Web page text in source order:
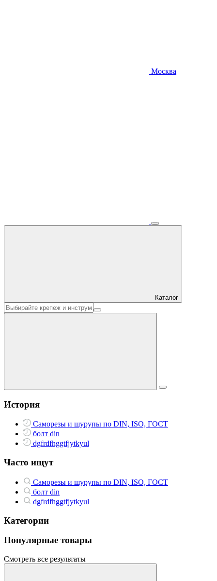
Москва
Каталог
История
Саморезы и шурупы по DIN, ISO, ГОСТ
болт din
dgfrdfhggtfjytkyul
Часто ищут
Саморезы и шурупы по DIN, ISO, ГОСТ
болт din
dgfrdfhggtfjytkyul
Категории
Популярные товары
Смотреть все результаты